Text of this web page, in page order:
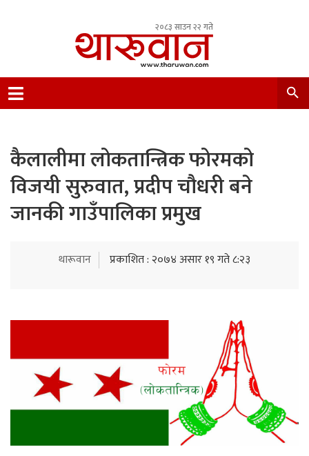
२०८३ साउन २२ गते
Nepal.
कैलालीमा लोकतान्त्रिक फोरमको
विजयी सुरुवात, प्रदीप चौधरी बने
जानकी गाउँपालिका प्रमुख
थारूवान प्रकाशित : २०७४ असार १९ गते ८:२३